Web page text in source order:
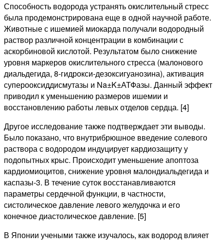
Способность водорода устранять окислительный стресс
была продемонстрирована еще в одной научной работе.
Животные с ишемией миокарда получали водородный
раствор различной концентрации в комбинации с
аскорбиновой кислотой. Результатом было снижение
уровня маркеров окислительного стресса (малонового
диальдегида, 8-гидрокси-дезоксигуанозина), активация
суперооксиддисмутазы и Na±K±АТФазы. Данный эффект
приводил к уменьшению размеров ишемии и
восстановлению работы левых отделов сердца. [4]
Другое исследование также подтверждает эти выводы.
Было показано, что внутрибрюшное введение солевого
раствора с водородом индуцирует кардиозащиту у
подопытных крыс. Происходит уменьшение апоптоза
кардиомиоцитов, снижение уровня малондиальдегида и
каспазы-3. В течение суток восстанавливаются
параметры сердечной функции, в частности,
систолическое давление левого желудочка и его
конечное диастолическое давление. [5]
В Японии учеными также изучалось, как водород влияет